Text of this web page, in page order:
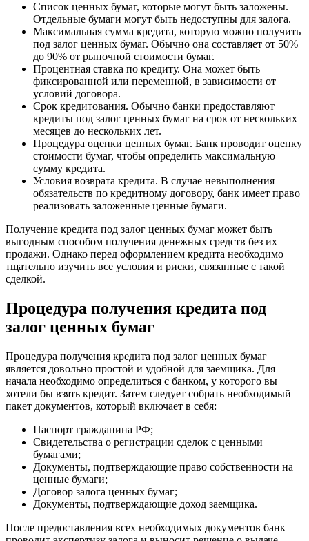
Список ценных бумаг, которые могут быть заложены.
Отдельные бумаги могут быть недоступны для залога.
Максимальная сумма кредита, которую можно получить
под залог ценных бумаг. Обычно она составляет от 50%
до 90% от рыночной стоимости бумаг.
Процентная ставка по кредиту. Она может быть
фиксированной или переменной, в зависимости от
условий договора.
Срок кредитования. Обычно банки предоставляют
кредиты под залог ценных бумаг на срок от нескольких
месяцев до нескольких лет.
Процедура оценки ценных бумаг. Банк проводит оценку
стоимости бумаг, чтобы определить максимальную
сумму кредита.
Условия возврата кредита. В случае невыполнения
обязательств по кредитному договору, банк имеет право
реализовать заложенные ценные бумаги.
Получение кредита под залог ценных бумаг может быть
выгодным способом получения денежных средств без их
продажи. Однако перед оформлением кредита необходимо
тщательно изучить все условия и риски, связанные с такой
сделкой.
Процедура получения кредита под
залог ценных бумаг
Процедура получения кредита под залог ценных бумаг
является довольно простой и удобной для заемщика. Для
начала необходимо определиться с банком, у которого вы
хотели бы взять кредит. Затем следует собрать необходимый
пакет документов, который включает в себя:
Паспорт гражданина РФ;
Свидетельства о регистрации сделок с ценными
бумагами;
Документы, подтверждающие право собственности на
ценные бумаги;
Договор залога ценных бумаг;
Документы, подтверждающие доход заемщика.
После предоставления всех необходимых документов банк